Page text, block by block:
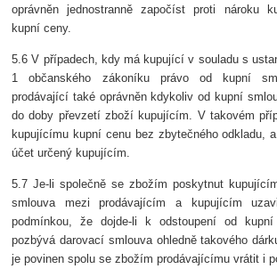
oprávněn jednostranně započíst proti nároku
kupní ceny.
5.6 V případech, kdy má kupující v souladu s
1 občanského zákoníku právo od kupní
prodávající také oprávněn kdykoliv od kupní
do doby převzetí zboží kupujícím. V takovém
kupujícímu kupní cenu bez zbytečného odkladu,
účet určený kupujícím.
5.7 Je-li společně se zbožím poskytnut
smlouva mezi prodávajícím a kupujícím
podmínkou, že dojde-li k odstoupení od kupní
pozbývá darovací smlouva ohledně takového
je povinen spolu se zbožím prodávajícímu vrátit i